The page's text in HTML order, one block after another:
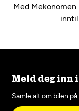
Med
Meld deg inn
Samle alt om bilen